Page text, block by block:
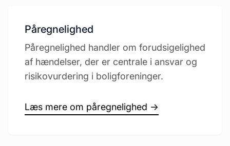
Påregnelighed
Påregnelighed handler om forudsigelighed
af hændelser, der er centrale i ansvar og
risikovurdering i boligforeninger.
Læs mere om påregnelighed →